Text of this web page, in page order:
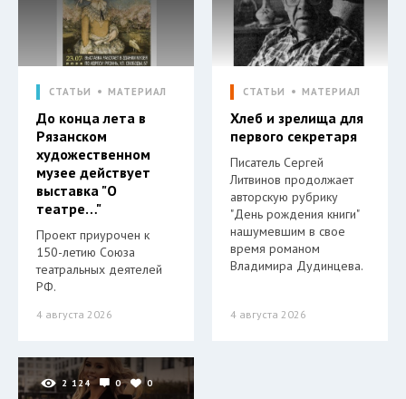
СТАТЬИ МАТЕРИАЛ
До конца лета в
Рязанском
художественном
музее действует
выставка "О
театре…"
Проект приурочен к
150-летию Союза
театральных деятелей
РФ.
4 августа 2026
СТАТЬИ МАТЕРИАЛ
Хлеб и зрелища для
первого секретаря
Писатель Сергей
Литвинов продолжает
авторскую рубрику
"День рождения книги"
нашумевшим в свое
время романом
Владимира Дудинцева.
4 августа 2026
2 124 0 0